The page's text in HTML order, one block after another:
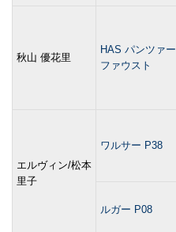
秋山 優花里
HAS パンツァー
ファウスト
エルヴィン/松本
里子
ワルサー P38
ルガー P08